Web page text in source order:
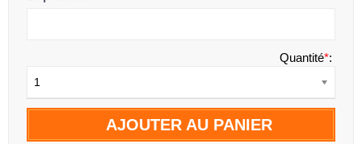
Quantité*:
1
AJOUTER AU PANIER